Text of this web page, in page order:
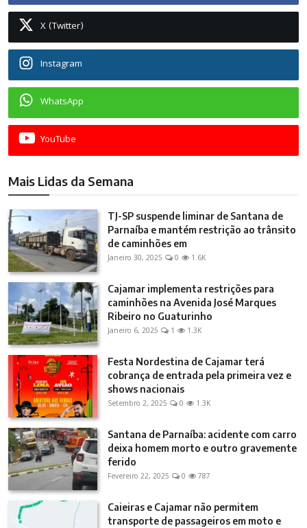
X (Twitter)
Instagram
WhatsApp
YouTube
Mais Lidas da Semana
TJ-SP suspende liminar de Santana de
Parnaíba e mantém restrição ao trânsito
de caminhões em
Janeiro 30, 2025 0 1.6K
Cajamar implementa restrições para
caminhões na Avenida José Marques
Ribeiro no Guaturinho
Janeiro 6, 2025 1 1.3K
Festa Nordestina de Cajamar terá
cobrança de entrada pela primeira vez e
shows nacionais
Setembro 2, 2025 0 1.3K
Santana de Parnaíba: acidente com carro
deixa homem morto e outro gravemente
ferido
Fevereiro 22, 2025 0 787
Caieiras e Cajamar não permitem
transporte de passageiros em moto e